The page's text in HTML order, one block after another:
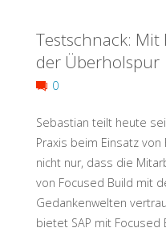
Testschnack:
der Überholspur
0
Sebastian teilt heute
Praxis beim Einsatz
nicht nur, dass die
von Focused Build mit
Gedankenwelten
bietet SAP mit Focused